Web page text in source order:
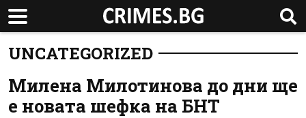
UNCATEGORIZED
Милена Милотинова до дни ще
е новата шефка на БНТ